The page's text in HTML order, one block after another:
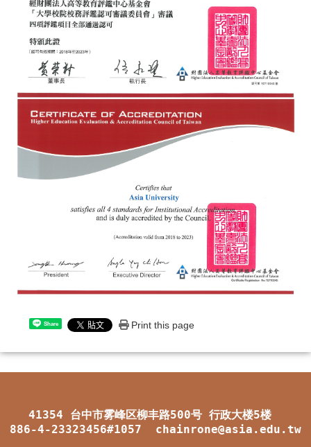
Share Print this page
41354 台中市雾峰区柳丰路500号 行政大楼5楼
886-4-23323456#1057 chainrone@asia.edu.tw